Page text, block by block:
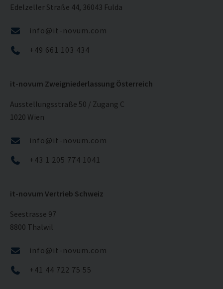
Edelzeller Straße 44, 36043 Fulda
info@it-novum.com
+49 661 103 434
it-novum Zweigniederlassung Österreich
Ausstellungsstraße 50 / Zugang C
1020 Wien
info@it-novum.com
+43 1 205 774 1041
it-novum Vertrieb Schweiz
Seestrasse 97
8800 Thalwil
info@it-novum.com
+41 44 722 75 55